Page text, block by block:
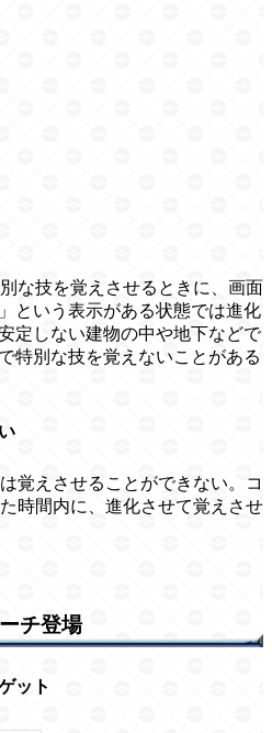
な技を覚えさせるときに、画面
という表示がある状態では進化
定しない建物の中や地下などで
特別な技を覚えないことがある
覚えさせることができない。コ
時間内に、進化させて覚えさせ
チ登場
ット